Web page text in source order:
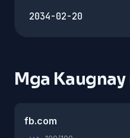
2034-02-20
Mga
fb.com